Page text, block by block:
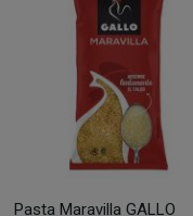
Pasta Maravilla GALLO